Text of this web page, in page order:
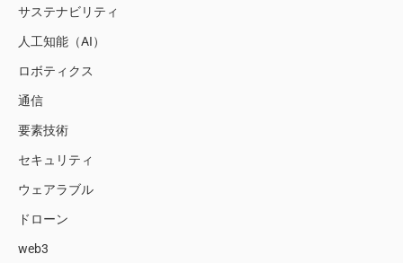
サステナビリティ
人工知能（AI）
ロボティクス
通信
要素技術
セキュリティ
ウェアラブル
ドローン
web3